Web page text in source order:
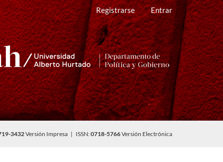
Registrarse Entrar
3432Versión Impresa | ISSN:0718-5766Versión Electrónica